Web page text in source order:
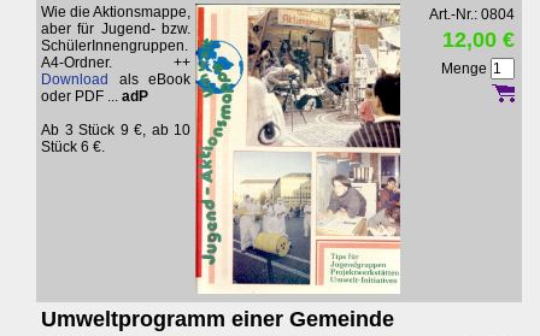
Wie die Aktionsmappe,
aber für Jugend- bzw.
SchülerInnengruppen.
A4-Ordner. ++
Download
als eBook
oder PDF ... adP
Ab 3 Stück 9 €, ab 10
Stück 6 €.
Art.-Nr.: 0804
12,00 €
Menge
Umweltprogramm einer Gemeinde